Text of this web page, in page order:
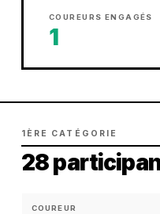
COUREURS ENGAGÉS
1
1ÈRE CATÉGORIE
28
COUREUR